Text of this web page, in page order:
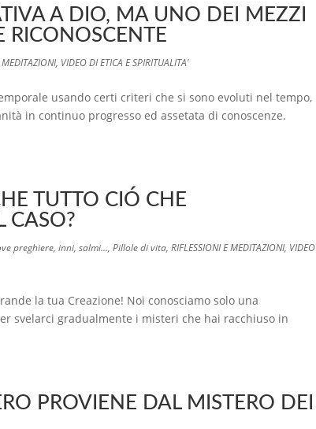
A DIO, MA UNO DEI MEZZI
RICONOSCENTE
MEDITAZIONI, VIDEO DI ETICA E SPIRITUALITA'
usando certi criteri che si sono evoluti nel tempo,
in continuo progresso ed assetata di conoscenze.
TUTTO CIÓ CHE
CASO?
preghiere, inni, salmi..., Pillole di vita, RIFLESSIONI E MEDITAZIONI, VIDEO
la tua Creazione! Noi conosciamo solo una
svelarci gradualmente i misteri che hai racchiuso in
PROVIENE DAL MISTERO DEI